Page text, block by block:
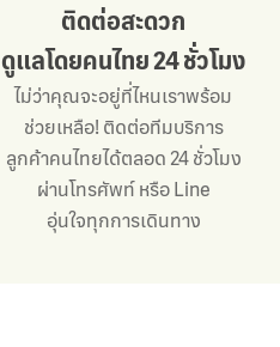
ติดต่อสะดวก
ดูแลโดยคนไทย 24 ชั่วโมง
ไม่ว่าคุณจะอยู่ที่ไหนเราพร้อม
ช่วยเหลือ! ติดต่อทีมบริการ
ลูกค้าคนไทยได้ตลอด 24 ชั่วโมง
ผ่านโทรศัพท์ หรือ Line
อุ่นใจทุกการเดินทาง